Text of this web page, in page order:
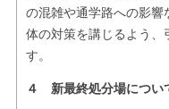
の混雑や通学路への影
体の対策を講じるよう、
す。
４ 新最終処分場につい